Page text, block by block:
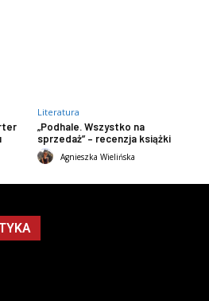
Literatura
„Podhale. Wszystko na
sprzedaż” – recenzja książki
Agnieszka Wielińska